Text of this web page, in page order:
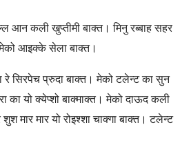
आन कली खुप्‍तीमी बाक्‍त। मिनु रब्‍बाह सहर
आइक्‍के सेला बाक्‍त।
रे सिरपेच प्रुदा बाक्‍त। मेको टलेन्ट का सुन
का यो क्‍येप्‍शो बाक्‍माक्‍त। मेको दाऊद कली
मार मार यो रोइश्‍शा चाक्‍गा बाक्‍त। टलेन्‍ट